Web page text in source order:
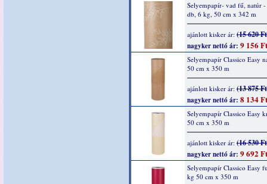
Selyempapír- vad fű, natúr
db, 6 kg, 50 cm x 342 m
ajánlott kisker ár: (15 620
nagyker nettó ár: 9 156 Ft
Selyempapír Classico Easy
50 cm x 350 m
ajánlott kisker ár: (13 875
nagyker nettó ár: 8 134 Ft
Selyempapír Classico Easy
50 cm x 350 m
ajánlott kisker ár: (16 530
nagyker nettó ár: 9 692 Ft
Selyempapír Classico Easy
kg 50 cm x 350 m